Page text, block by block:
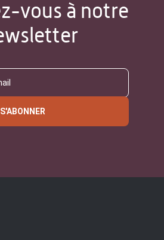
vous à notre
S'ABONNER